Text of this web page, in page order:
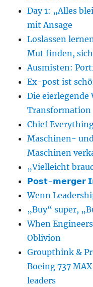
Day 1: „Alles
mit Ansage
Loslassen
Mut finden,
Ausmisten:
Ex-post ist
Die eierlegende
Transformation
Chief
Maschinen-
Maschinen
„Vielleicht
𝗣𝗼𝘀𝘁-𝗺𝗲𝗿𝗴𝗲𝗿
Wenn
„Buy“ super,
When
Oblivion
Groupthink &
Boeing 737
leaders